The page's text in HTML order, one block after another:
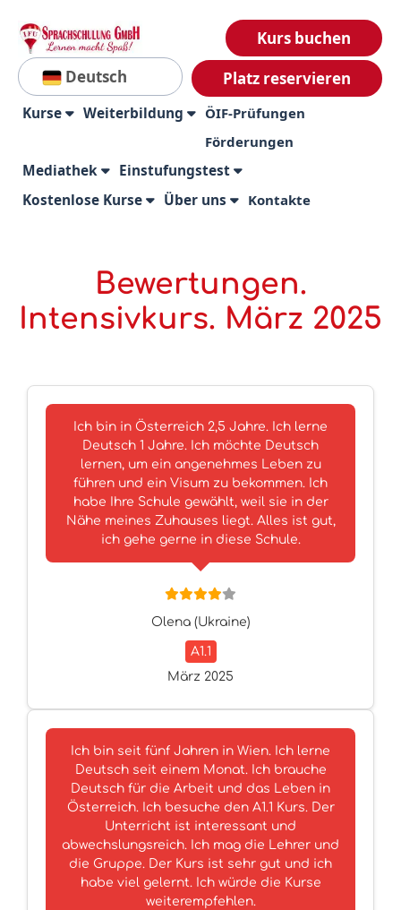
Deutsch
Kurs buchen
Platz reservieren
Kurse Weiterbildung
ÖIF-Prüfungen
Förderungen
Mediathek
Einstufungstest
Kostenlose Kurse
Über uns Kontakte
Bewertungen.
Intensivkurs. März 2025
Ich bin in Österreich 2,5 Jahre. Ich lerne
Deutsch 1 Jahre. Ich möchte Deutsch
lernen, um ein angenehmes Leben zu
führen und ein Visum zu bekommen. Ich
habe Ihre Schule gewählt, weil sie in der
Nähe meines Zuhauses liegt. Alles ist gut,
ich gehe gerne in diese Schule.
Olena (Ukraine)
A1.1
März 2025
Ich bin seit fünf Jahren in Wien. Ich lerne
Deutsch seit einem Monat. Ich brauche
Deutsch für die Arbeit und das Leben in
Österreich. Ich besuche den A1.1 Kurs. Der
Unterricht ist interessant und
abwechslungsreich. Ich mag die Lehrer und
die Gruppe. Der Kurs ist sehr gut und ich
habe viel gelernt. Ich würde die Kurse
weiterempfehlen.